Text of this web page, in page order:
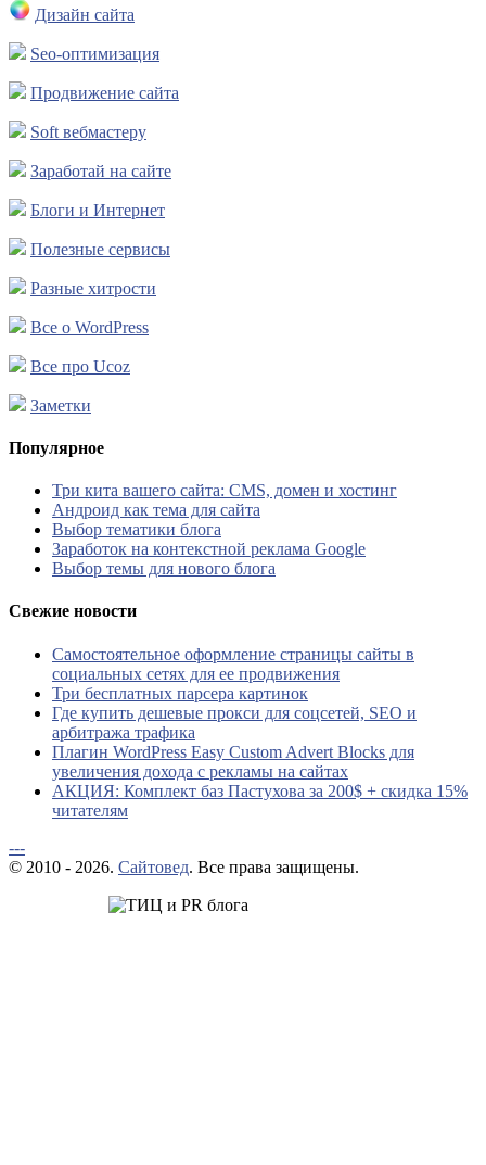
Дизайн сайта
Seo-оптимизация
Продвижение сайта
Soft вебмастеру
Заработай на сайте
Блоги и Интернет
Полезные сервисы
Разные хитрости
Все о WordPress
Все про Ucoz
Заметки
Популярное
Три кита вашего сайта: CMS, домен и хостинг
Андроид как тема для сайта
Выбор тематики блога
Заработок на контекстной реклама Google
Выбор темы для нового блога
Свежие новости
Самостоятельное оформление страницы сайты в
социальных сетях для ее продвижения
Три бесплатных парсера картинок
Где купить дешевые прокси для соцсетей, SEO и
арбитража трафика
Плагин WordPress Easy Custom Advert Blocks для
увеличения дохода с рекламы на сайтах
АКЦИЯ: Комплект баз Пастухова за 200$ + скидка 15%
читателям
---
© 2010 - 2026. Сайтовед. Все права защищены.